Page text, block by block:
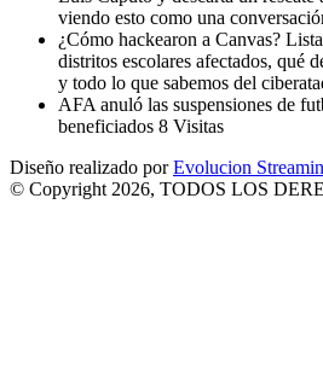
viendo esto como una
¿Cómo hackearon a Canvas?
distritos escolares afectados, qué
y todo lo que sabemos del
AFA anuló las suspensiones de
beneficiados 8 Visitas
Diseño realizado porEvolucion
© Copyright 2026, TODOS LOS